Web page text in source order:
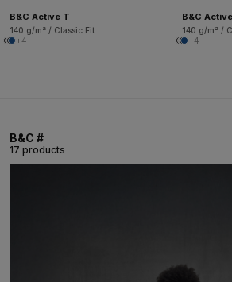
B&C Active T
140 g/m² / Classic Fit
+4
B&C
140 g/m² /
+4
B&C #
17 products